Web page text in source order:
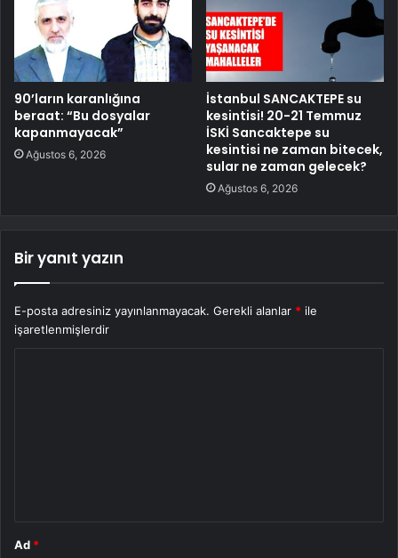
90’ların karanlığına
beraat: “Bu dosyalar
kapanmayacak”
Ağustos 6, 2026
İstanbul SANCAKTEPE su
kesintisi! 20-21 Temmuz
İSKİ Sancaktepe su
kesintisi ne zaman bitecek,
sular ne zaman gelecek?
Ağustos 6, 2026
Bir yanıt yazın
E-posta adresiniz yayınlanmayacak. Gerekli alanlar * ile
işaretlenmişlerdir
Ad *